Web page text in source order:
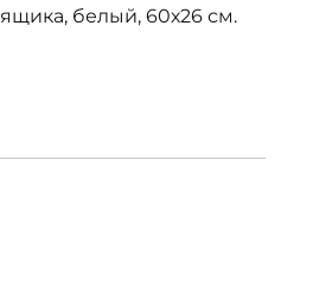
ящика, белый, 60х26 см.